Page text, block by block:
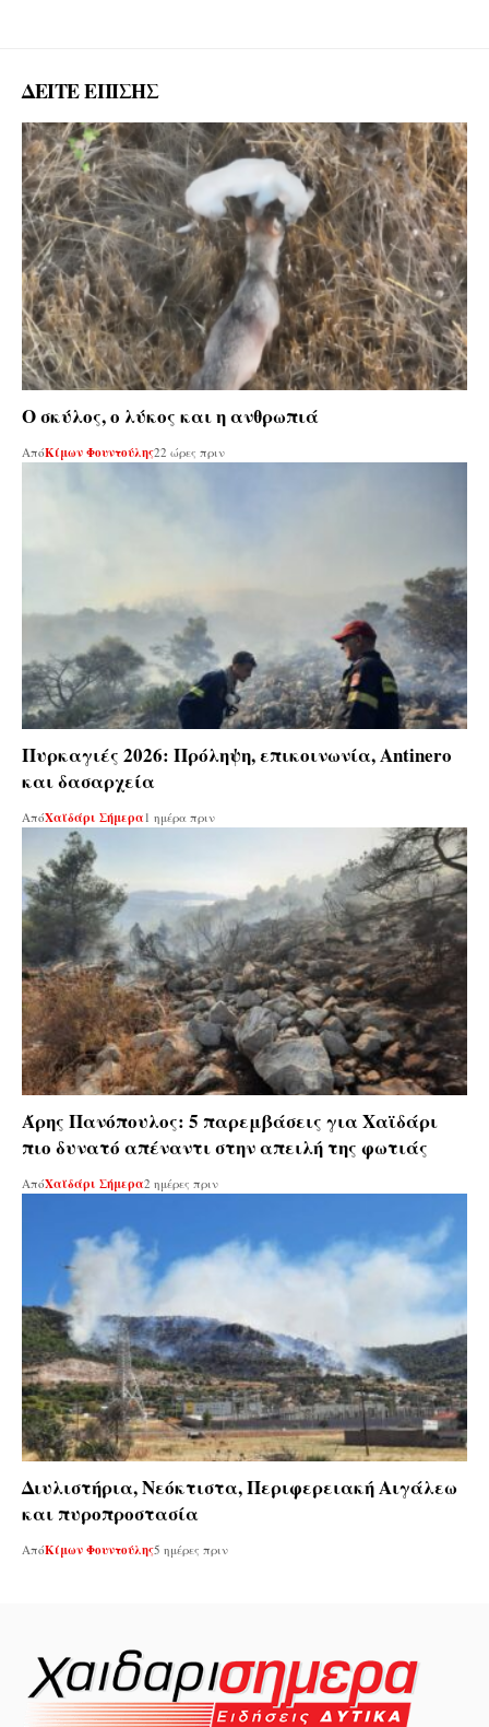
ΔΕΙΤΕ ΕΠΙΣΗΣ
Ο σκύλος, ο λύκος και η ανθρωπιά
ΑπόΚίμων Φουντούλης22 ώρες πριν
Πυρκαγιές 2026: Πρόληψη, επικοινωνία, Antinero
και δασαρχεία
ΑπόΧαϊδάρι Σήμερα1 ημέρα πριν
Άρης Πανόπουλος: 5 παρεμβάσεις για Χαϊδάρι
πιο δυνατό απέναντι στην απειλή της φωτιάς
ΑπόΧαϊδάρι Σήμερα2 ημέρες πριν
Διυλιστήρια, Νεόκτιστα, Περιφερειακή Αιγάλεω
και πυροπροστασία
ΑπόΚίμων Φουντούλης5 ημέρες πριν